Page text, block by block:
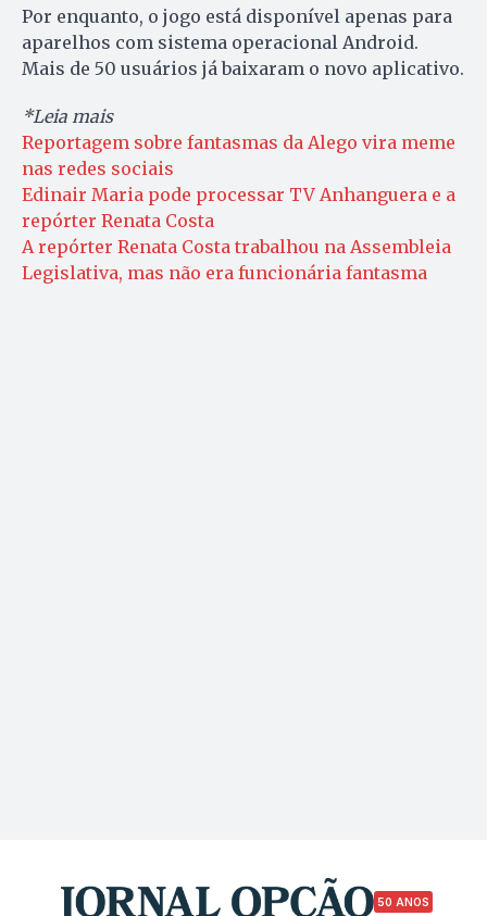
Por enquanto, o jogo está disponível apenas para
aparelhos com sistema operacional Android.
Mais de 50 usuários já baixaram o novo aplicativo.
*Leia mais
Reportagem sobre fantasmas da Alego vira meme
nas redes sociais
Edinair Maria pode processar TV Anhanguera e a
repórter Renata Costa
A repórter Renata Costa trabalhou na Assembleia
Legislativa, mas não era funcionária fantasma
50 ANOS